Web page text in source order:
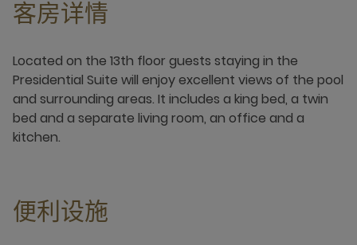
客房详情
Located on the 13th floor guests staying in the
Presidential Suite will enjoy excellent views of the pool
and surrounding areas. It includes a king bed, a twin
bed and a separate living room, an office and a
kitchen.
便利设施